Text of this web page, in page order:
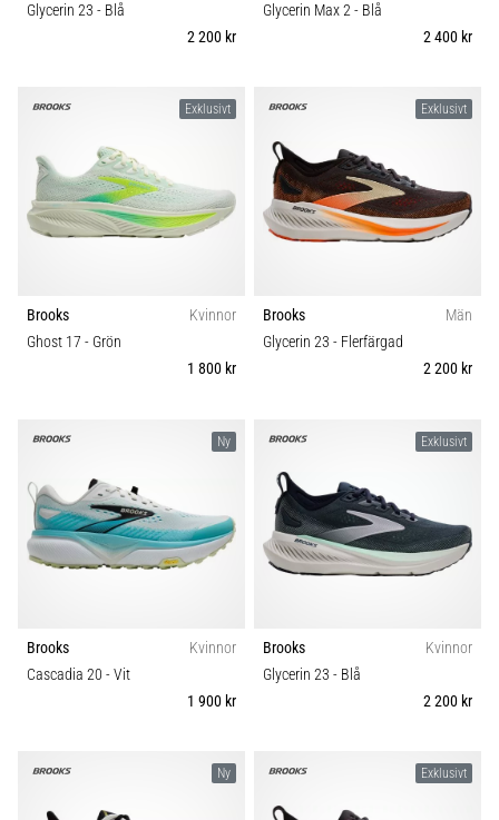
Glycerin 23 - Blå
2 200 kr
Glycerin Max 2- Blå
2 400 kr
Exklusivt
Brooks
Kvinnor
Ghost 17 - Grön
1 800 kr
Exklusivt
Brooks
Män
Glycerin 23 - Flerfärgad
2 200 kr
Ny
Brooks
Kvinnor
Cascadia 20 - Vit
1 900 kr
Exklusivt
Brooks
Kvinnor
Glycerin 23 - Blå
2 200 kr
Ny Exklusivt